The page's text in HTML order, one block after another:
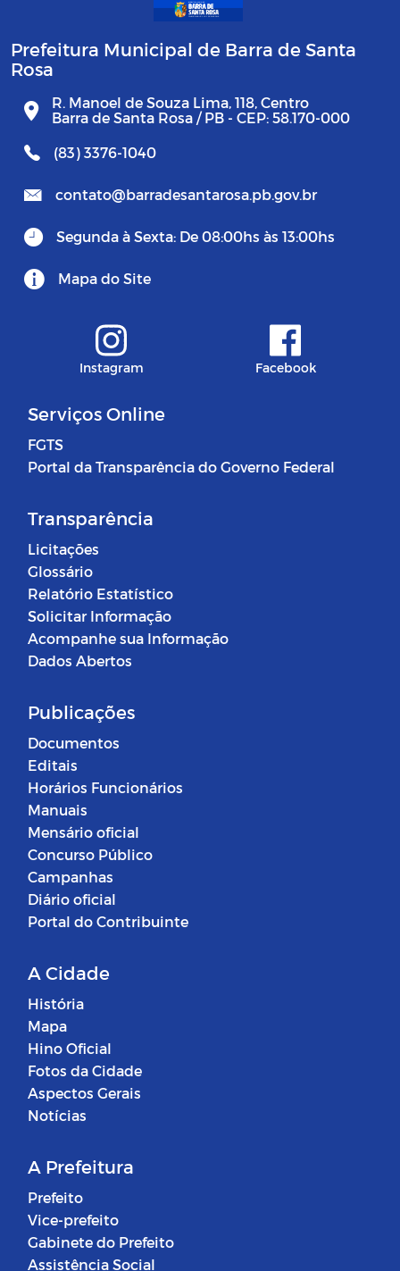
Prefeitura Municipal de Barra de Santa
Rosa
R. Manoel de Souza Lima, 118, Centro
Barra de Santa Rosa / PB - CEP: 58.170-000
(83) 3376-1040
contato@barradesantarosa.pb.gov.br
Segunda à Sexta: De 08:00hs às 13:00hs
Mapa do Site
Instagram Facebook
Serviços Online
FGTS
Portal da Transparência do Governo Federal
Transparência
Licitações
Glossário
Relatório Estatístico
Solicitar Informação
Acompanhe sua Informação
Dados Abertos
Publicações
Documentos
Editais
Horários Funcionários
Manuais
Mensário oficial
Concurso Público
Campanhas
Diário oficial
Portal do Contribuinte
A Cidade
História
Mapa
Hino Oficial
Fotos da Cidade
Aspectos Gerais
Notícias
A Prefeitura
Prefeito
Vice-prefeito
Gabinete do Prefeito
Assistência Social